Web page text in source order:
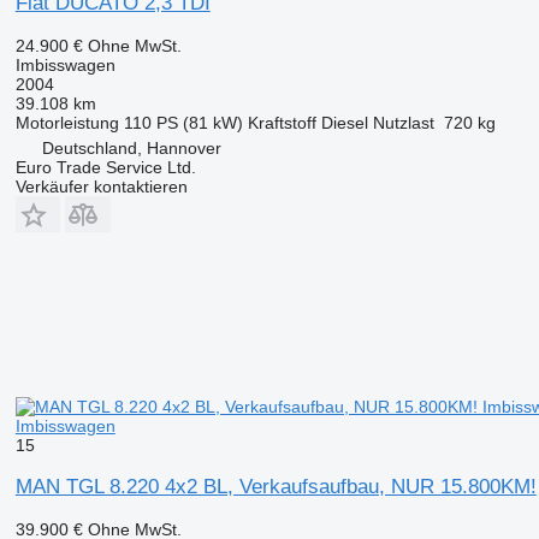
24.900 € Ohne MwSt.
Imbisswagen
2004
39.108 km
Motorleistung 110 PS (81 kW) Kraftstoff Diesel Nutzlast 720 kg
Deutschland, Hannover
Euro Trade Service Ltd.
Verkäufer kontaktieren
Imbisswagen
15
MAN TGL 8.220 4x2 BL, Verkaufsaufbau, NUR 15.800KM!
39.900 € Ohne MwSt.